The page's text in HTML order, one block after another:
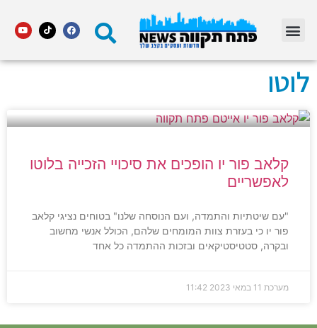
לוטו
קלאב פור יו הופכים את סיכויי הזכייה בלוטו
לאפשריים
"עם שיטתיות והתמדה, ועם הנוסחה שלנו" בטוחים נציגי קלאב
פור יו כי בעזרת צוות המומחים שלהם, הכולל אנשי מחשוב
ובקרה, סטטיסטיקאים ובזכות ההתמדה כל אחד
מערכת 11 במאי 2023 11:42